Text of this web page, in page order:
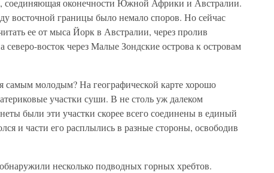
соединяющая оконечности Южной Африки и Австралии.
восточной границы было немало споров. Но сейчас
ее от мыса Йорк в Австралии, через пролив
восток через Малые Зондские острова к островам
самым молодым? На географической карте хорошо
участки суши. В не столь уж далеком
были эти участки скорее всего соединены в единый
и части его расплылись в разные стороны, освободив
несколько подводных горных хребтов.